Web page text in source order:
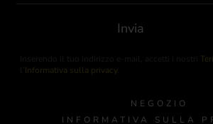
Invia
Informativa sulla privacy.
NEGOZIO
INFORMATIVA SULLA